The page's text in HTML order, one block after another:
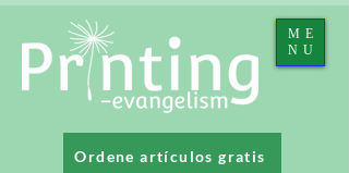
ME
NU
Ordene artículos gratis